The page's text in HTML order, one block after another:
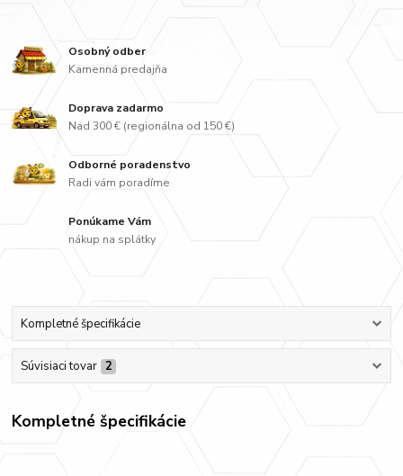
Osobný odber
Kamenná predajňa
Doprava zadarmo
Nad 300 € (regionálna od 150 €)
Odborné poradenstvo
Radi vám poradíme
Ponúkame Vám
nákup na splátky
Kompletné špecifikácie
Súvisiaci tovar 2
Kompletné špecifikácie